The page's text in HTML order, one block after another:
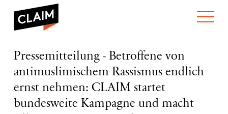
WIE WIR ARBEITEN
WAS WIR TUN
AKTUELLES
Pressemitteilung
Betroffene
Rassismus
Pressemitteilung - Betroffene von
antimuslimischem Rassismus endlich
ernst nehmen: CLAIM startet
bundesweite Kampagne und macht